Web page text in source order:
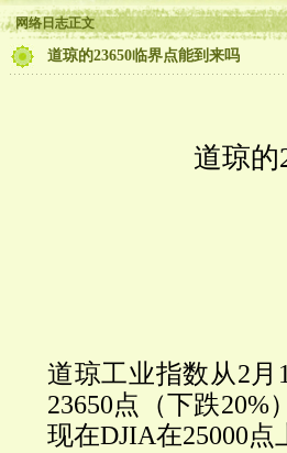
网络日志正文
道琼的23650临界点能到来吗
道琼的
道琼工业指数从2 月
23650点（下跌20%
现在DJIA在25000点